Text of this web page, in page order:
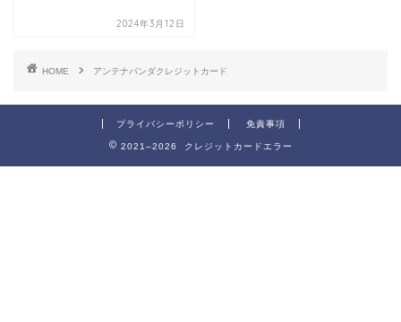
2024年3月12日
HOME アンテナパンダクレジットカード
プライバシーポリシー 免責事項
2021–2026 クレジットカードエラー